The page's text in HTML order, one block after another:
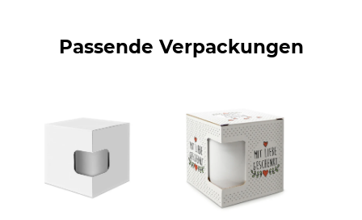
Passende Verpackungen